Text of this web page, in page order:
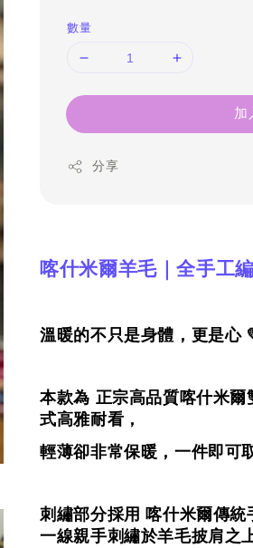
數量
加
分享
喀什米爾羊毛｜全手工
溫暖的不只是身體，更是心
本款為 正宗高品質喀什米
式高雅耐看，
輕薄卻非常保暖，一件即可
刺繡部分採用 喀什米爾傳
一線親手刺繡於羊毛披肩之